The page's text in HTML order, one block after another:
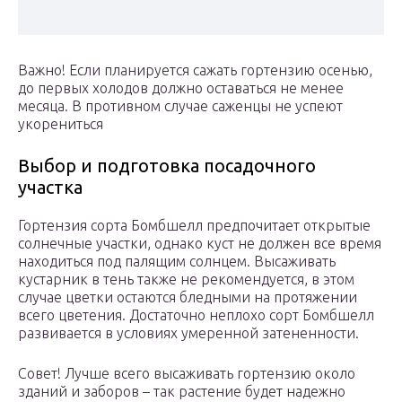
Важно! Если планируется сажать гортензию осенью,
до первых холодов должно оставаться не менее
месяца. В противном случае саженцы не успеют
укорениться
Выбор и подготовка посадочного
участка
Гортензия сорта Бомбшелл предпочитает открытые
солнечные участки, однако куст не должен все время
находиться под палящим солнцем. Высаживать
кустарник в тень также не рекомендуется, в этом
случае цветки остаются бледными на протяжении
всего цветения. Достаточно неплохо сорт Бомбшелл
развивается в условиях умеренной затененности.
Совет! Лучше всего высаживать гортензию около
зданий и заборов – так растение будет надежно